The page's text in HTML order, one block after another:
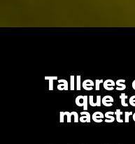
Talleres
que